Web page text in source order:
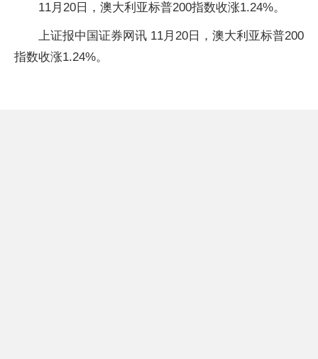
11月20日，澳大利亚标普200指数收涨1.24%。
上证报中国证券网讯 11月20日，澳大利亚标普200
指数收涨1.24%。